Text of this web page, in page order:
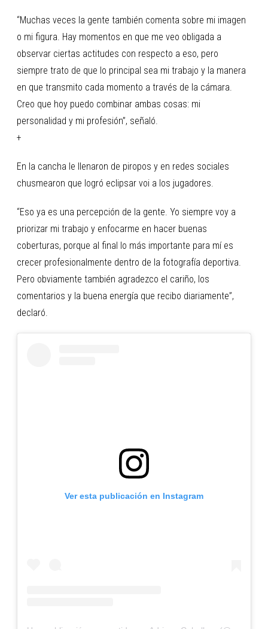
“Muchas veces la gente también comenta sobre mi imagen
o mi figura. Hay momentos en que me veo obligada a
observar ciertas actitudes con respecto a eso, pero
siempre trato de que lo principal sea mi trabajo y la manera
en que transmito cada momento a través de la cámara.
Creo que hoy puedo combinar ambas cosas: mi
personalidad y mi profesión”, señaló.
+
En la cancha le llenaron de piropos y en redes sociales
chusmearon que logró eclipsar voi a los jugadores.
“Eso ya es una percepción de la gente. Yo siempre voy a
priorizar mi trabajo y enfocarme en hacer buenas
coberturas, porque al final lo más importante para mí es
crecer profesionalmente dentro de la fotografía deportiva.
Pero obviamente también agradezco el cariño, los
comentarios y la buena energía que recibo diariamente”,
declaró.
Ver esta publicación en Instagram